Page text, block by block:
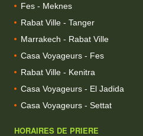
Fes - Meknes
Rabat Ville - Tanger
Marrakech - Rabat Ville
Casa Voyageurs - Fes
Rabat Ville - Kenitra
Casa Voyageurs - El Jadida
Casa Voyageurs - Settat
HORAIRES DE PRIERE